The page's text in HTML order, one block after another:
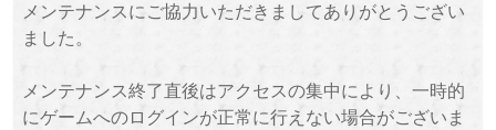
メンテナンスにご協力いただきましてありがとうござい
ました。
メンテナンス終了直後はアクセスの集中により、一時的
にゲームへのログインが正常に行えない場合がございま